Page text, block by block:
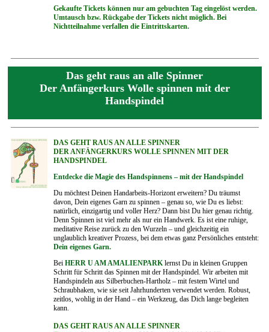
Gekaufte Tickets können nur am gebuchten Tag eingelöst werden.
Umtausch bzw. Rückgabe der Tickets nicht möglich. Bei
Nichtteilnahme verfallen die Eintrittskarten.
Das geht raus an alle Spinner
Der Anfängerkurs Wolle spinnen mit der
Handspindel
DAS GEHT RAUS AN ALLE SPINNER
DER ANFÄNGERKURS WOLLE SPINNEN MIT DER
HANDSPINDEL
Entdecke die Magie des Handspinnens – mit der Handspindel
Du möchtest Deinen Handarbeits-Horizont erweitern? Du träumst
davon, Dein eigenes Garn zu spinnen – genau so, wie Du es liebst:
natürlich, einzigartig und voller Herz? Dann bist Du hier genau richtig.
Denn Spinnen ist viel mehr als nur ein Handwerk. Es ist eine ruhige,
meditative Reise zurück zu den Wurzeln – und gleichzeitig ein
unglaublich kreativer Prozess, bei dem etwas ganz Persönliches entsteht:
Dein eigenes Garn.
Bei HERR U AM AMALIENPARKlernst Du in kleinen Gruppen
Schritt für Schritt das Spinnen mit der Handspindel. Wir arbeiten mit
Handspindeln aus Silberbuchen-Hartholz – mit festem Wirtel und
Schraubhaken, wie sie seit Jahrhunderten verwendet werden. Robust,
zeitlos, wohlig in der Hand – ein Werkzeug, das Dich lange begleiten
kann.
DAS GEHT RAUS AN ALLE SPINNER